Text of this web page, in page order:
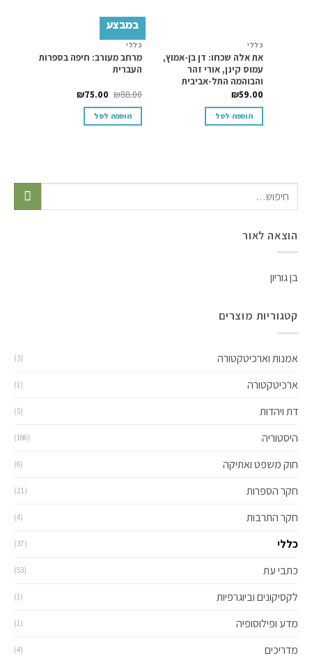
הוצאה לאור
בן גוריון
קטגוריות מוצרים
אמנות וארכיטקטורה (3)
ארכיטקטורה (1)
דת ויהדות (5)
היסטוריה (186)
חוק משפט ואתיקה (6)
חקר הספרות (21)
חקר התרבות (4)
כללי (37)
כתבי עת (53)
לקסיקונים וביוגרפיות (1)
מדע ופילוסופיה (1)
מדריכים (4)
wishlist
כללי
את אלה שכחו: דן בן-אמוץ,
עמוס קינן, אורי זהר
והבוהמה התל-אביבית
₪59.00
הוספה לסל
במבצע
wishlist
כללי
מרחב מעורב: חיפה בספרות
העברית
₪88.00
₪75.00
הוספה לסל